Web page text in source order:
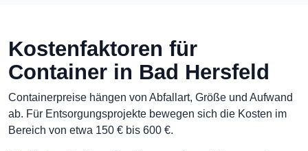
Kostenfaktoren für
Container in Bad Hersfeld
Containerpreise hängen von Abfallart, Größe und Aufwand
ab. Für Entsorgungsprojekte bewegen sich die Kosten im
Bereich von etwa 150 € bis 600 €.